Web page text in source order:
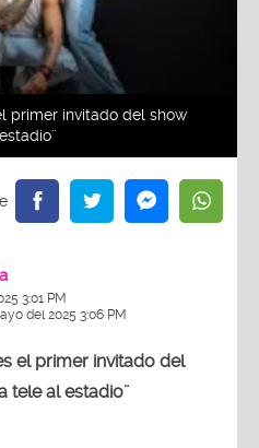
primer invitado del show
3:01 PM
del 2025 3:06 PM
el primer invitado del
tele al estadio¨